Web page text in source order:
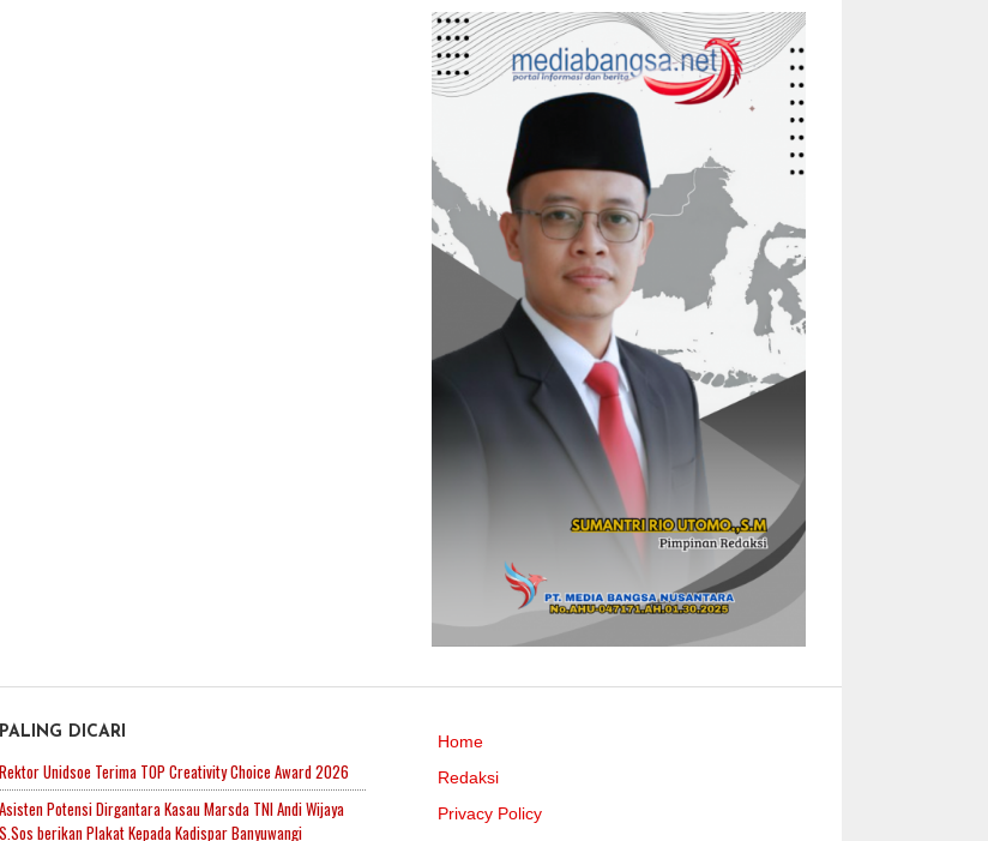
PALING DICARI
Rektor Unidsoe Terima TOP Creativity Choice Award 2026
Asisten Potensi Dirgantara Kasau Marsda TNI Andi Wijaya
S.Sos berikan Plakat Kepada Kadispar Banyuwangi
Home
Redaksi
Privacy Policy